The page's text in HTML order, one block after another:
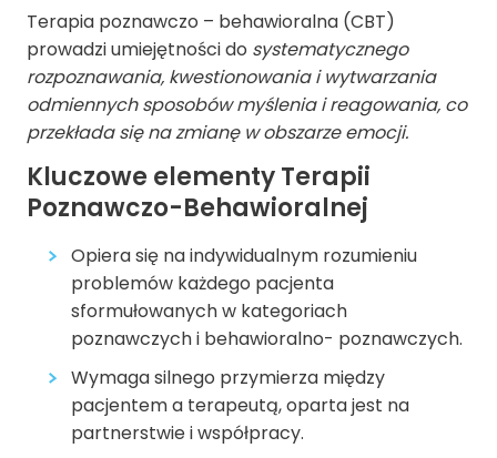
Terapia poznawczo – behawioralna (CBT)
prowadzi umiejętności do systematycznego
rozpoznawania, kwestionowania i wytwarzania
odmiennych sposobów myślenia i reagowania, co
przekłada się na zmianę w obszarze emocji.
Kluczowe elementy Terapii
Poznawczo-Behawioralnej
Opiera się na indywidualnym rozumieniu
problemów każdego pacjenta
sformułowanych w kategoriach
poznawczych i behawioralno- poznawczych.
Wymaga silnego przymierza między
pacjentem a terapeutą, oparta jest na
partnerstwie i współpracy.